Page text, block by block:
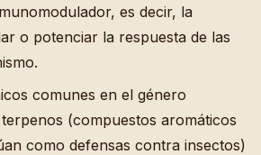
es decir, la
o potenciar la respuesta de las
comunes en el género
(compuestos aromáticos
como defensas contra insectos)